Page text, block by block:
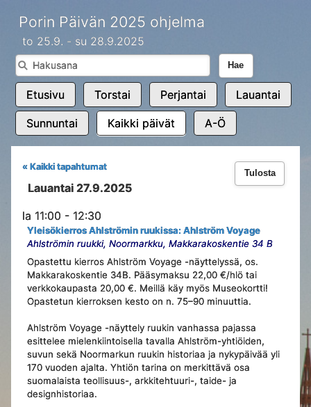
Porin Päivän 2025 ohjelma
to 25.9. - su 28.9.2025
Hae
Etusivu Torstai Perjantai Lauantai
Sunnuntai Kaikki päivät A-Ö
Tulosta
« Kaikki tapahtumat
Lauantai 27.9.2025
la 11:00 - 12:30
Yleisökierros Ahlströmin ruukissa: Ahlström Voyage
Ahlströmin ruukki, Noormarkku, Makkarakoskentie 34 B
Opastettu kierros Ahlström Voyage -näyttelyssä, os.
Makkarakoskentie 34B. Pääsymaksu 22,00 €/hlö tai
verkkokaupasta 20,00 €. Meillä käy myös Museokortti!
Opastetun kierroksen kesto on n. 75–90 minuuttia.
Ahlström Voyage -näyttely ruukin vanhassa pajassa
esittelee mielenkiintoisella tavalla Ahlström-yhtiöiden,
suvun sekä Noormarkun ruukin historiaa ja nykypäivää yli
170 vuoden ajalta. Yhtiön tarina on merkittävä osa
suomalaista teollisuus-, arkkitehtuuri-, taide- ja
designhistoriaa.